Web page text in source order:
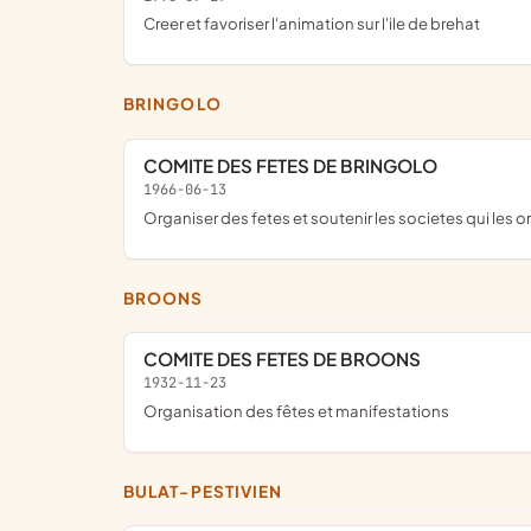
creer et favoriser l'animation sur l'ile de brehat
BRINGOLO
COMITE DES FETES DE BRINGOLO
1966-06-13
organiser des fetes et soutenir les societes qui les
BROONS
COMITE DES FETES DE BROONS
1932-11-23
Organisation des fêtes et manifestations
BULAT-PESTIVIEN